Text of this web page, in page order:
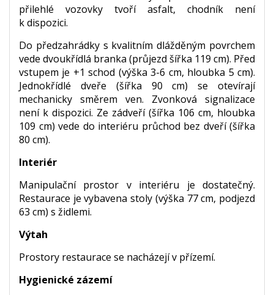
přilehlé vozovky tvoří asfalt, chodník není
k dispozici.
Do předzahrádky s kvalitním dlážděným povrchem
vede dvoukřídlá branka (průjezd šířka 119 cm). Před
vstupem je +1 schod (výška 3-6 cm, hloubka 5 cm).
Jednokřídlé dveře (šířka 90 cm) se otevírají
mechanicky směrem ven. Zvonková signalizace
není k dispozici. Ze zádveří (šířka 106 cm, hloubka
109 cm) vede do interiéru průchod bez dveří (šířka
80 cm).
Interiér
Manipulační prostor v interiéru je dostatečný.
Restaurace je vybavena stoly (výška 77 cm, podjezd
63 cm) s židlemi.
Výtah
Prostory restaurace se nacházejí v přízemí.
Hygienické zázemí